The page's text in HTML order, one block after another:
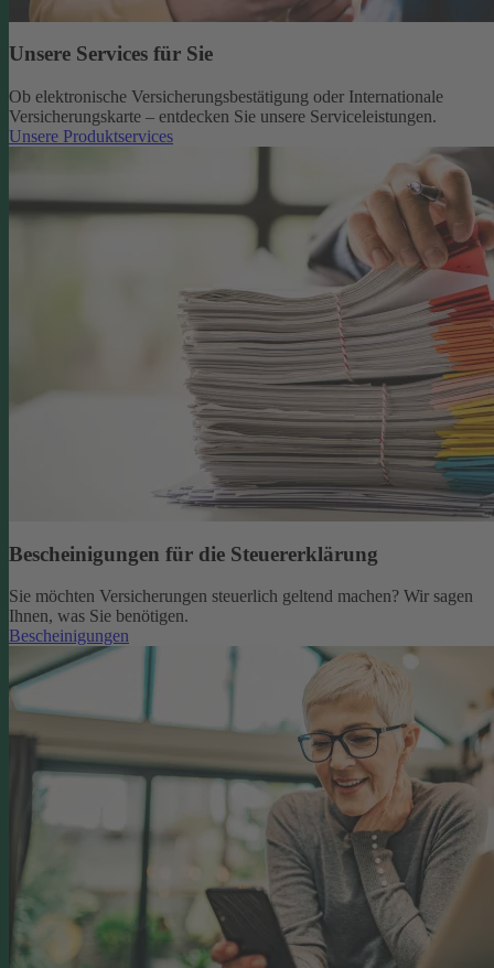
Unsere Services für Sie
Ob elektronische Versicherungsbestätigung oder Internationale
Versicherungskarte – entdecken Sie unsere Serviceleistungen.
Unsere Produktservices
Bescheinigungen für die Steuererklärung
Sie möchten Versicherungen steuerlich geltend machen? Wir sagen
Ihnen, was Sie benötigen.
Bescheinigungen